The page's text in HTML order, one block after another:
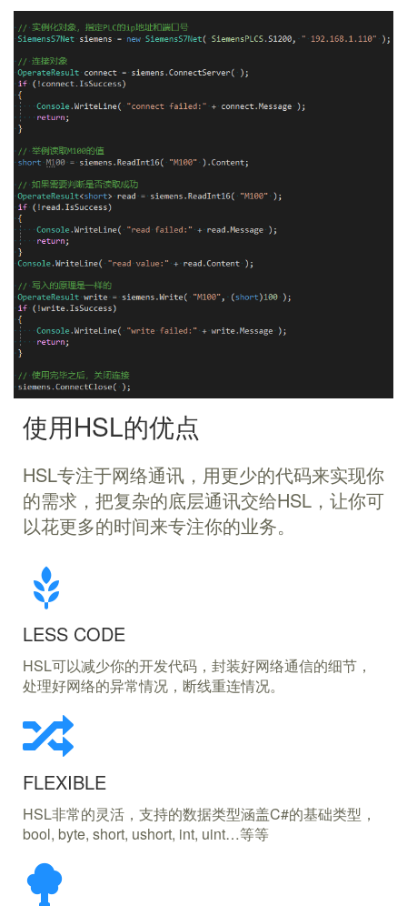
使用HSL的优点
HSL专注于网络通讯，用更少的代码来实现你
的需求，把复杂的底层通讯交给HSL，让你可
以花更多的时间来专注你的业务。
LESS CODE
HSL可以减少你的开发代码，封装好网络通信的细节，
处理好网络的异常情况，断线重连情况。
FLEXIBLE
HSL非常的灵活，支持的数据类型涵盖C#的基础类型，
bool, byte, short, ushort, int, uint…等等